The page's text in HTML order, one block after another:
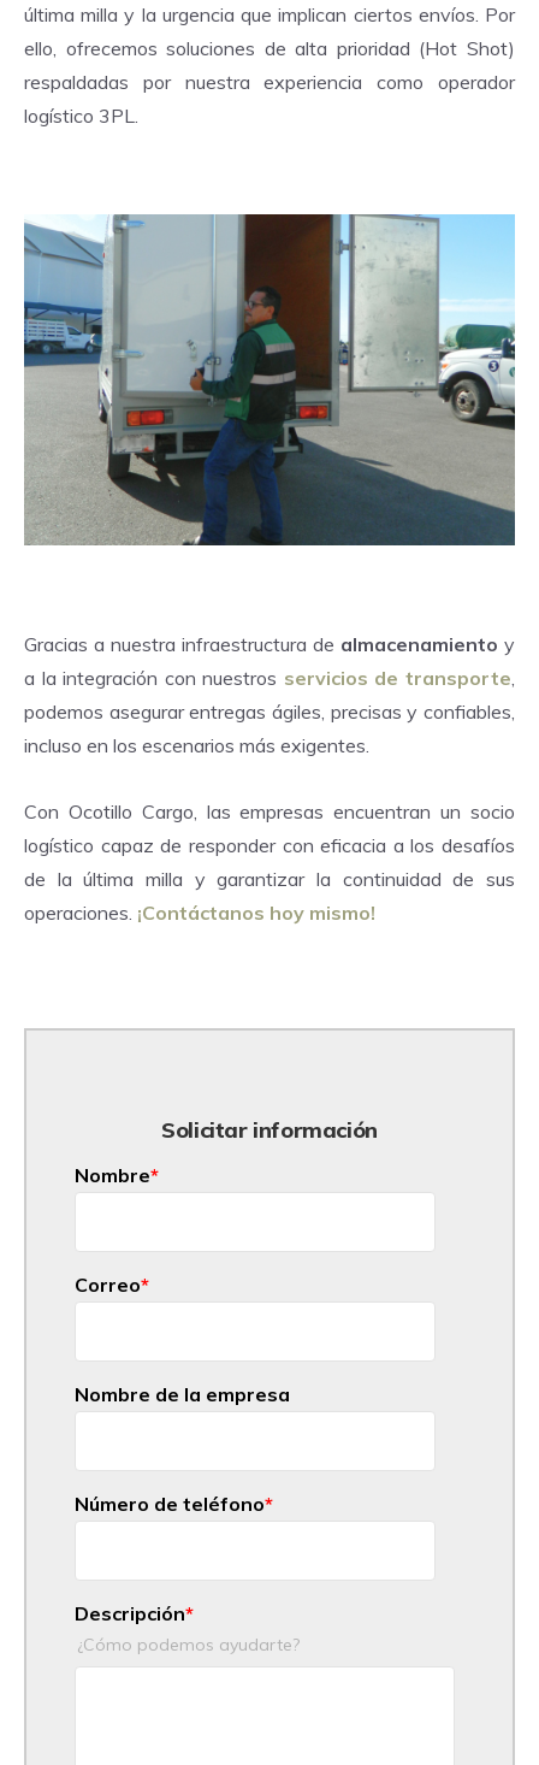
última milla y la urgencia que implican ciertos envíos. Por
ello, ofrecemossoluciones de alta prioridad (Hot Shot)
respaldadas por nuestra experiencia como operador
logístico 3PL.
Gracias a nuestra infraestructura de almacenamiento y
a la integración con nuestros servicios de transporte,
podemos asegurar entregas ágiles, precisas y confiables,
incluso en los escenarios más exigentes.
Con Ocotillo Cargo, las empresas encuentran un socio
logístico capaz de responder con eficacia a los desafíos
de la última milla y garantizar la continuidad de sus
operaciones. ¡Contáctanos hoy mismo!
Solicitar información
Nombre*
Correo*
Nombre de la empresa
Número de teléfono*
Descripción*
¿Cómo podemos ayudarte?